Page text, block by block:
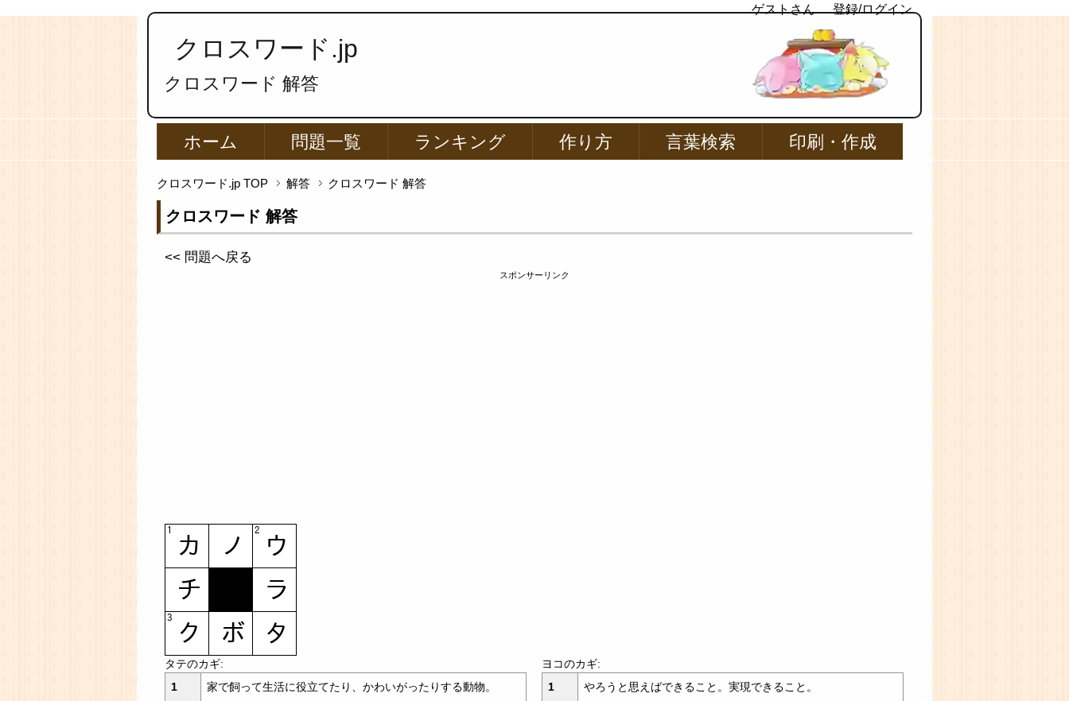
ゲストさん 登録/ログイン
クロスワード.jp
クロスワード 解答
ホーム 問題一覧 ランキング 作り方 言葉検索 印刷・作成
クロスワード.jp TOP 解答 クロスワード 解答
クロスワード 解答
<< 問題へ戻る
スポンサーリンク
タテのカギ:
1
家で飼って生活に役立てたり、かわいがったりする動物。
ヨコのカギ:
1
やろうと思えばできること。実現できること。